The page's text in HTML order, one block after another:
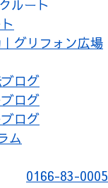
ルート
グリフォン広場
ログ
ログ
ログ
ム
0166-83-0005